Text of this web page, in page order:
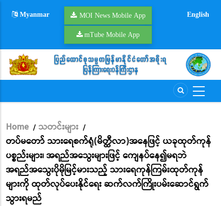
Myanmar MOI News Mobile App
mTube Mobile App
English
Breadcrumb
Home / သတင်းများ /
တပ်မတော် သားရေစက်ရုံ(မိတ္ထီလာ)အနေဖြင့် ယခုထုတ်ကုန်
ပစ္စည်းများ၊ အရည်အသွေးများဖြင့် ကျေနပ်နေ၍မရဘဲ
အရည်အသွေးပိုမိုမြင့်မားသည့် သားရေကုန်ကြမ်းထုတ်ကုန်
များကို ထုတ်လုပ်ပေးနိုင်ရေး ဆက်လက်ကြိုးပမ်းဆောင်ရွက်
သွားရမည်